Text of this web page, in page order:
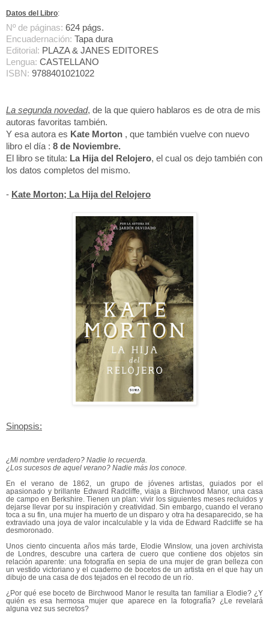
Datos del Libro:
Nº de páginas: 624 págs.
Encuadernación: Tapa dura
Editorial: PLAZA & JANES EDITORES
Lengua: CASTELLANO
ISBN: 9788401021022
La segunda novedad, de la que quiero hablaros es de otra de mis
autoras favoritas también.
Y esa autora es Kate Morton , que también vuelve con nuevo
libro el día : 8 de Noviembre.
El libro se titula: La Hija del Relojero, el cual os dejo también con
los datos completos del mismo.
- Kate Morton; La Hija del Relojero
Sinopsis:
¿Mi nombre verdadero? Nadie lo recuerda.
¿Los sucesos de aquel verano? Nadie más los conoce.
En el verano de 1862, un grupo de jóvenes artistas, guiados por el
apasionado y brillante Edward Radcliffe, viaja a Birchwood Manor, una casa
de campo en Berkshire. Tienen un plan: vivir los siguientes meses recluidos y
dejarse llevar por su inspiración y creatividad. Sin embargo, cuando el verano
toca a su fin, una mujer ha muerto de un disparo y otra ha desaparecido, se ha
extraviado una joya de valor incalculable y la vida de Edward Radcliffe se ha
desmoronado.
Unos ciento cincuenta años más tarde, Elodie Winslow, una joven archivista
de Londres, descubre una cartera de cuero que contiene dos objetos sin
relación aparente: una fotografía en sepia de una mujer de gran belleza con
un vestido victoriano y el cuaderno de bocetos de un artista en el que hay un
dibujo de una casa de dos tejados en el recodo de un río.
¿Por qué ese boceto de Birchwood Manor le resulta tan familiar a Elodie? ¿Y
quién es esa hermosa mujer que aparece en la fotografía? ¿Le revelará
alguna vez sus secretos?